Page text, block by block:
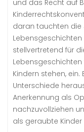
und das Recht auf
daran tauchten die
Lebensgeschichten
stellvertretend für
Kindern stehen,
Unterschiede
Anerkennung als
nachzuvollziehen
als geraubte